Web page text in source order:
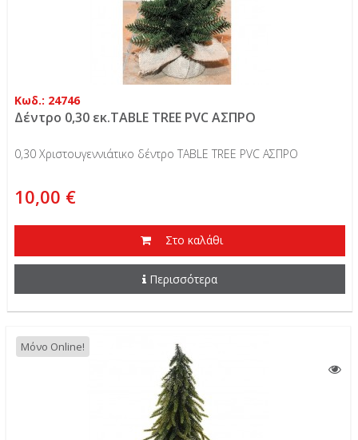
Κωδ.: 24746
Δέντρο 0,30 εκ.TABLE TREE PVC ΑΣΠΡΟ
0,30 Χριστουγεννιάτικο δέντρο TABLE TREE PVC ΑΣΠΡΟ
10,00 €
Στο καλάθι
Περισσότερα
Μόνο Online!